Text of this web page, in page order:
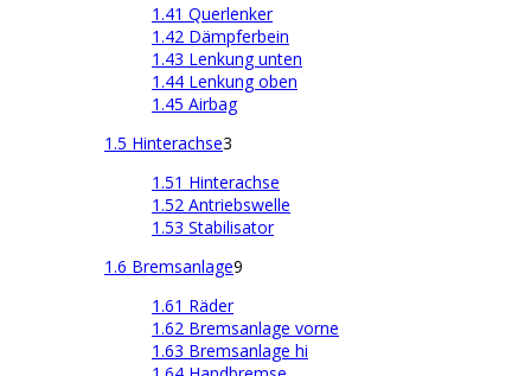
1.41 Querlenker
1.42 Dämpferbein
1.43 Lenkung unten
1.44 Lenkung oben
1.45 Airbag
1.5 Hinterachse3
1.51 Hinterachse
1.52 Antriebswelle
1.53 Stabilisator
1.6 Bremsanlage9
1.61 Räder
1.62 Bremsanlage vorne
1.63 Bremsanlage hi